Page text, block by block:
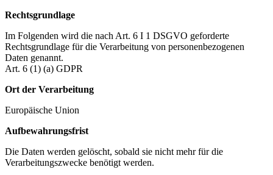
Rechtsgrundlage
Im Folgenden wird die nach Art. 6 I 1 DSGVO geforderte
Rechtsgrundlage für die Verarbeitung von personenbezogenen
Daten genannt.
Art. 6 (1) (a) GDPR
Ort der Verarbeitung
Europäische Union
Aufbewahrungsfrist
Die Daten werden gelöscht, sobald sie nicht mehr für die
Verarbeitungszwecke benötigt werden.